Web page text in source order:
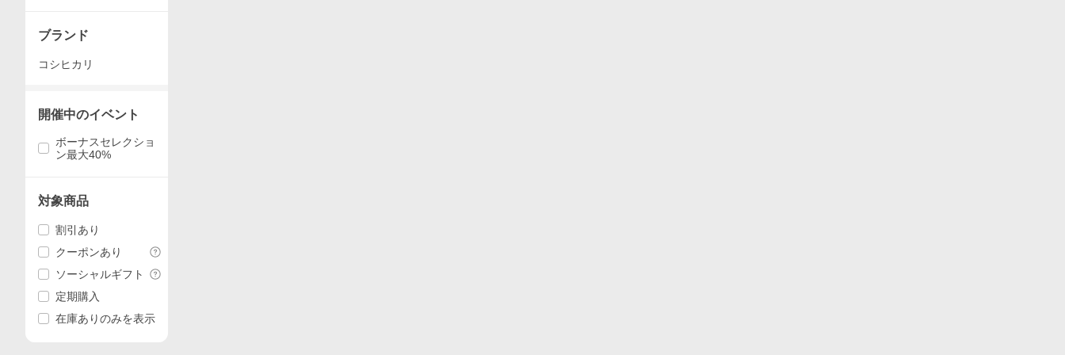
ブランド
コシヒカリ
開催中のイベント
ボーナスセレクショ
ン最大40%
対象商品
割引あり
クーポンあり
ソーシャルギフト
定期購入
在庫ありのみを表示